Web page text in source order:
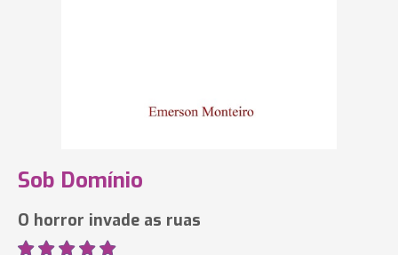
Sob Domínio
O horror invade as ruas